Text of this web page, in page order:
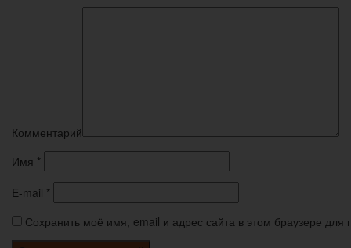
Комментарий
Имя *
E-mail *
Сохранить моё имя, email и адрес сайта в этом браузере